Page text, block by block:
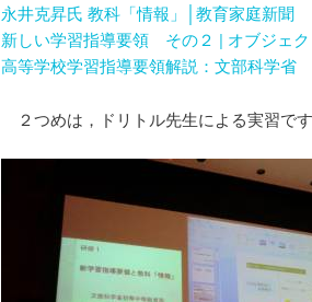
ツ
へ
移
へ
移
動
永井克昇氏 教科「情報」│教育家庭新聞
新しい学習指導要領 その２ | オブジェ
高等学校学習指導要領解説：文部科学省
２つめは，ドリトル先生による実習で